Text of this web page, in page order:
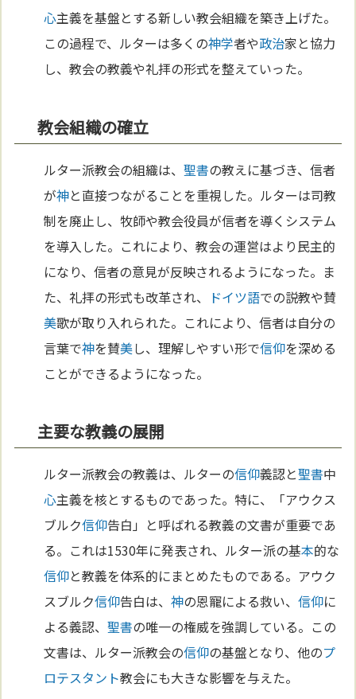
心主義を基盤とする新しい教会組織を築き上げた。
この過程で、ルターは多くの神学者や政治家と協力
し、教会の教義や礼拝の形式を整えていった。
教会組織の確立
ルター派教会の組織は、聖書の教えに基づき、信者
が神と直接つながることを重視した。ルターは司教
制を廃止し、牧師や教会役員が信者を導くシステム
を導入した。これにより、教会の運営はより民主的
になり、信者の意見が反映されるようになった。ま
た、礼拝の形式も改革され、
ドイツ語での説教や賛
美歌が取り入れられた。これにより、信者は自分の
言葉で神を賛美し、理解しやすい形で信仰を深める
ことができるようになった。
主要な教義の展開
ルター派教会の教義は、ルターの信仰義認と聖書中
心主義を核とするものであった。特に、「アウクス
ブルク信仰告白」と呼ばれる教義の文書が重要であ
る。これは1530年に発表され、ルター派の基本的な
信仰と教義を体系的にまとめたものである。アウク
スブルク信仰告白は、神の恩寵による救い、信仰に
よる義認、聖書の唯一の権威を強調している。この
文書は、ルター派教会の信仰の基盤となり、他のプ
ロテスタント教会にも大きな影響を与えた。